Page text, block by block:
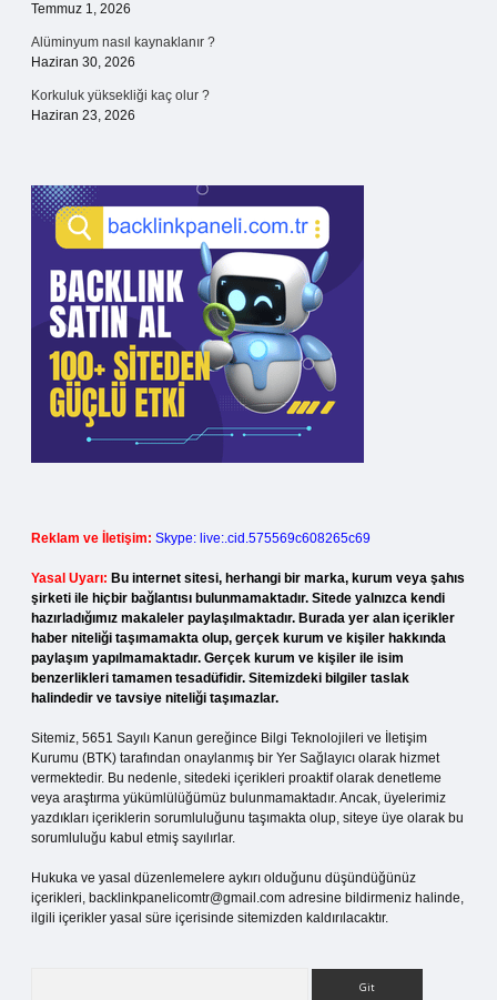
Temmuz 1, 2026
Alüminyum nasıl kaynaklanır ?
Haziran 30, 2026
Korkuluk yüksekliği kaç olur ?
Haziran 23, 2026
Reklam ve İletişim: Skype: live:.cid.575569c608265c69
Yasal Uyarı: Bu internet sitesi, herhangi bir marka, kurum veya şahıs
şirketi ile hiçbir bağlantısı bulunmamaktadır. Sitede yalnızca kendi
hazırladığımız makaleler paylaşılmaktadır. Burada yer alan içerikler
haber niteliği taşımamakta olup, gerçek kurum ve kişiler hakkında
paylaşım yapılmamaktadır. Gerçek kurum ve kişiler ile isim
benzerlikleri tamamen tesadüfidir. Sitemizdeki bilgiler taslak
halindedir ve tavsiye niteliği taşımazlar.
Sitemiz, 5651 Sayılı Kanun gereğince Bilgi Teknolojileri ve İletişim
Kurumu (BTK) tarafından onaylanmış bir Yer Sağlayıcı olarak hizmet
vermektedir. Bu nedenle, sitedeki içerikleri proaktif olarak denetleme
veya araştırma yükümlülüğümüz bulunmamaktadır. Ancak, üyelerimiz
yazdıkları içeriklerin sorumluluğunu taşımakta olup, siteye üye olarak bu
sorumluluğu kabul etmiş sayılırlar.
Hukuka ve yasal düzenlemelere aykırı olduğunu düşündüğünüz
içerikleri, backlinkpanelicomtr@gmail.com adresine bildirmeniz halinde,
ilgili içerikler yasal süre içerisinde sitemizden kaldırılacaktır.